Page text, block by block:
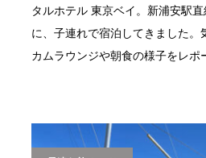
タルホテル 東京ベイ。新浦安駅
に、子連れで宿泊してきました
カムラウンジや朝食の様子をレポ